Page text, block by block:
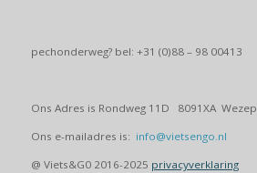
pechonderweg? bel: +31 (0)88 – 98 00413
Ons Adres is Rondweg 11D 8091XA Wezep
Ons e-mailadres is: info@vietsengo.nl
@ Viets&G0 2016-2025 privacyverklaring